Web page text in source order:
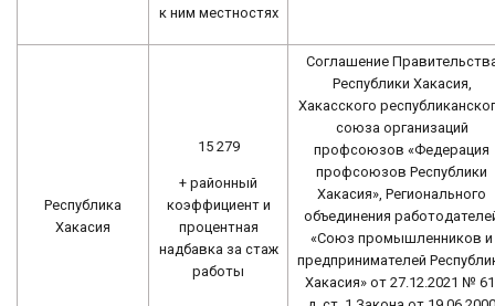
к ним местностях
Республика
Хакасия
15 279
+ районный
коэффициент и
процентная
надбавка за стаж
работы
Соглашение
Республики Хакасия,
Хакасского
союза организаций
профсоюзов «Федерация
профсоюзов Республики
Хакасия», Регионального
объединения
«Союз промышленников и
предпринимателей
Хакасия» от 27.12.2021 №